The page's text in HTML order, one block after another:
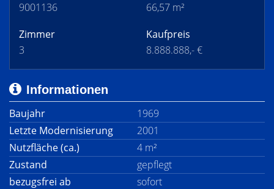
9001136
66,57 m²
Zimmer
3
Kaufpreis
8.888.888,- €
Informationen
Baujahr
1969
Letzte Modernisierung
2001
Nutzfläche (ca.)
4 m²
Zustand
gepflegt
bezugsfrei ab
sofort